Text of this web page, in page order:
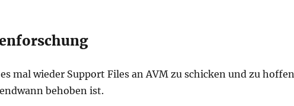
mal wieder Support Files an AVM zu schicken und zu
behoben ist.